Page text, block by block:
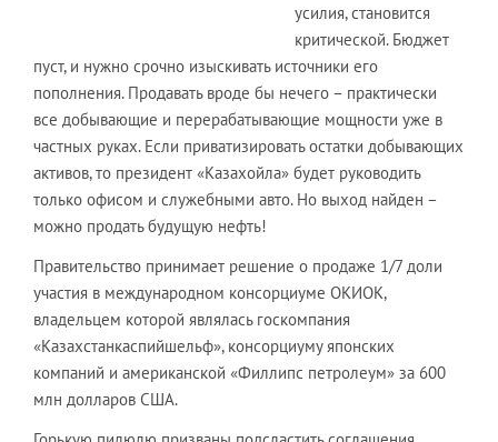
усилия, становится
критической. Бюджет
пуст, и нужно срочно изыскивать источники его
пополнения. Продавать вроде бы нечего – практически
все добывающие и перерабатывающие мощности уже в
частных руках. Если приватизировать остатки добывающих
активов, то президент «Казахойла» будет руководить
только офисом и служебными авто. Но выход найден –
можно продать будущую нефть!
Правительство принимает решение о продаже 1/7 доли
участия в международном консорциуме ОКИОК,
владельцем которой являлась госкомпания
«Казахстанкаспийшельф», консорциуму японских
компаний и американской «Филлипс петролеум» за 600
млн долларов США.